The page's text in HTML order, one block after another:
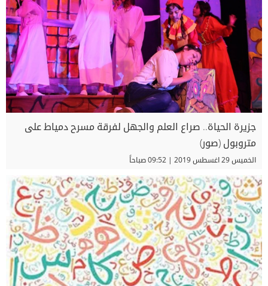
جزيرة الحياة.. صراع العلم والجهل لفرقة مسرح دمياط على
متروبول (صور)
الخميس 29 اغسطس 2019 | 09:52 صباحاً